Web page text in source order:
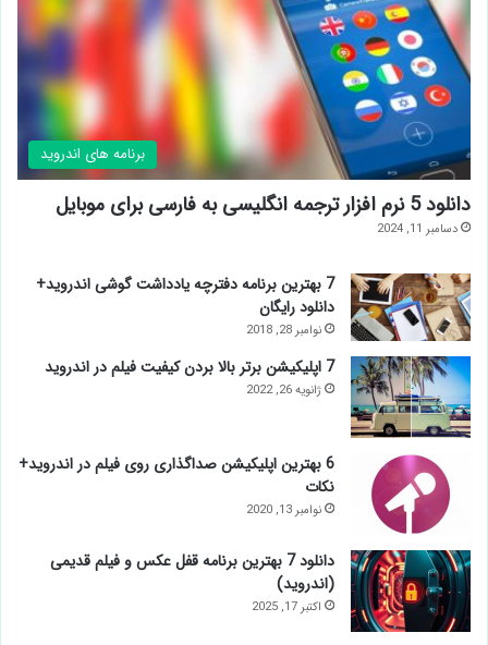
برنامه های اندروید
دانلود 5 نرم افزار ترجمه انگلیسی به فارسی برای موبایل
دسامبر 11, 2024
7 بهترین برنامه دفترچه یادداشت گوشی اندروید+
دانلود رایگان
نوامبر 28, 2018
7 اپلیکیشن برتر بالا بردن کیفیت فیلم در اندروید
ژانویه 26, 2022
6 بهترین اپلیکیشن صداگذاری روی فیلم در اندروید+
نکات
نوامبر 13, 2020
دانلود 7 بهترین برنامه قفل عکس و فیلم قدیمی
(اندروید)
اکتبر 17, 2025